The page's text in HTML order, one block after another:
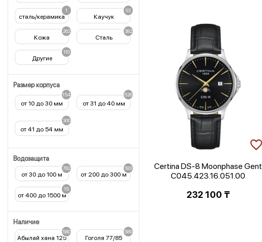
1
сталь/керамика
92
Каучук
262
Кожа
382
Сталь
110
Другие
Размер корпуса
154
от 10 до 30 мм
526
от 31 до 40 мм
300
от 41 до 54 мм
Водозащита
782
от 30 до 100 м
183
от 200 до 300 м
15
от 400 до 1500 м
Наличие
580
Абылай хана 125
589
Гоголя 77/85
Certina DS-8 Moonphase Gent
C045.423.16.051.00
232 100 ₸